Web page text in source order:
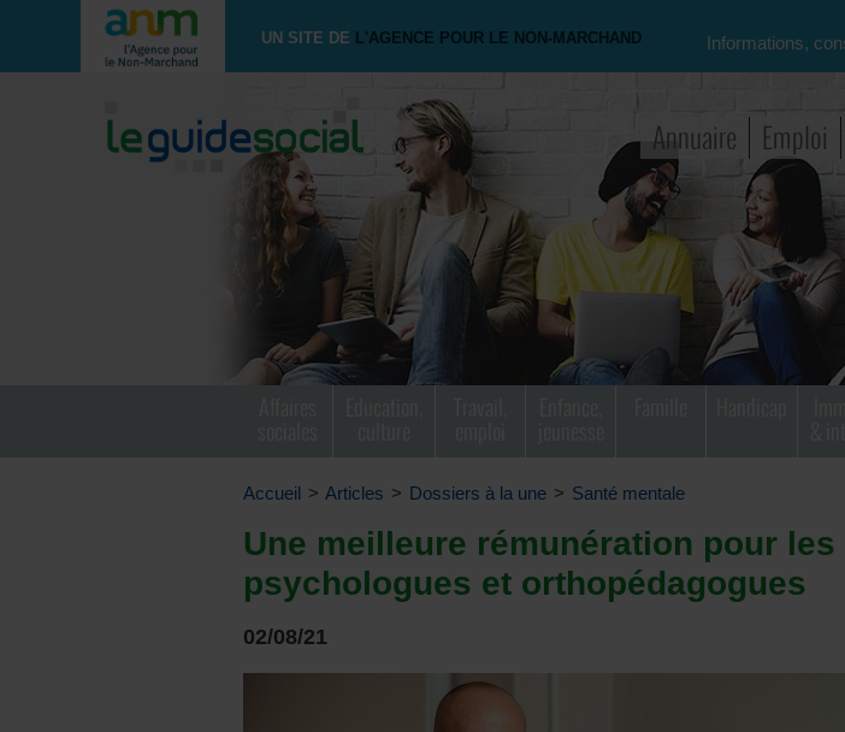
UN SITE DE L'AGENCE POUR LE NON-MARCHAND Informations,
Annuaire Emploi
Accueil > Articles > Dossiers à la une > Santé mentale
Une meilleure rémunération pour les
psychologues et orthopédagogues
02/08/21